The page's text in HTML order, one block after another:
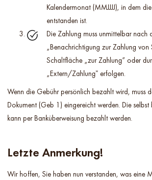
Kalendermonat (MMJJJJ), in dem
entstanden ist.
Die Zahlung muss unmittelbar nach
„Benachrichtigung zur Zahlung von
Schaltfläche „zur Zahlung” oder
„Extern/Zahlungˮ erfolgen.
Wenn die Gebühr persönlich bezahlt wird, muss
Dokument (Geb 1) eingereicht werden. Die
kann per Banküberweisung bezahlt werden.
Letzte Anmerkung!
Wir hoffen, Sie haben nun verstanden, was eine